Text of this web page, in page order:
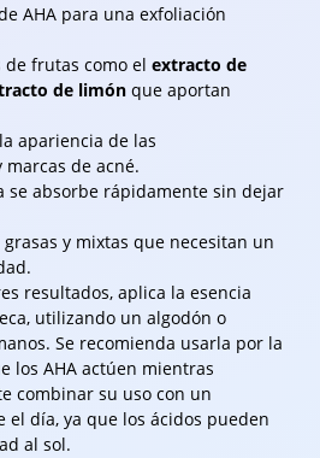
AHA para una exfoliación
de frutas como el extracto de
de limón que aportan
apariencia de las
de acné.
se absorbe rápidamente sin dejar
y mixtas que necesitan un
resultados, aplica la esencia
utilizando un algodón o
Se recomienda usarla por la
los AHA actúen mientras
combinar su uso con un
día, ya que los ácidos pueden
al sol.